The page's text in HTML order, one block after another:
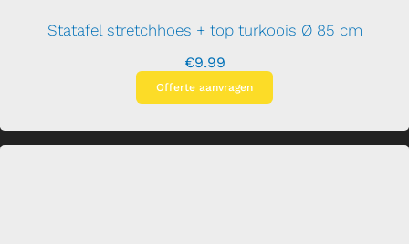
Statafel stretchhoes + top turkoois Ø 85 cm
€9.99
Offerte aanvragen